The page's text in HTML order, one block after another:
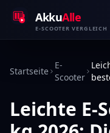
AkkuAlle
E-SCOOTER VERGLEICH
Startseite
E-
Scooter
Leichte E-